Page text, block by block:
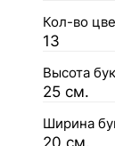
Кол-во
13
Высота
25 см.
Ширина
20 см.